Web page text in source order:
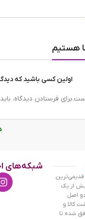
هستیم
اولین کسی باشید که
برای فرستادن دیدگاه، باید
قدیمی‌ترین
از یک
دو اصل
کالا و
شده تا
شبکه‌های